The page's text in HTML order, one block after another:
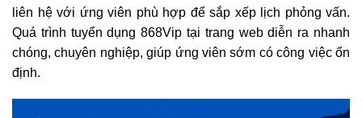
liên hệ với ứng viên phù hợp để sắp xếp lịch phỏng vấn.
Quá trình tuyển dụng 868Vip tại trang web diễn ra nhanh
chóng, chuyên nghiệp, giúp ứng viên sớm có công việc ổn
định.